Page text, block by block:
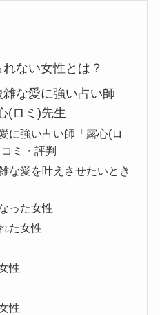
ない女性とは？
な愛に強い占い師
(ロミ)先生
に強い占い師「露心(ロ
ミ・評判
な愛を叶えさせたいとき
った女性
た女性
性
性